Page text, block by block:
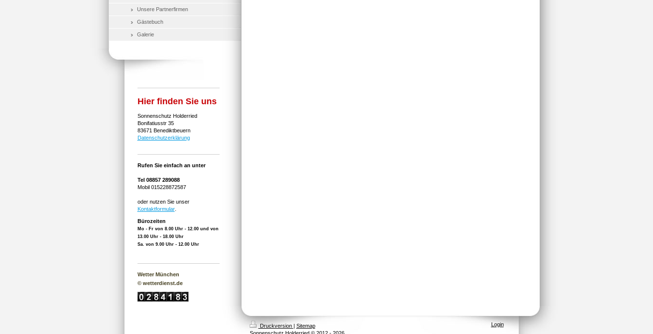
Unsere Partnerfirmen
Gästebuch
Galerie
Hier finden Sie uns
Sonnenschutz Holderried
Bonifatiusstr 35
83671 Benediktbeuern
Datenschutzerklärung
Rufen Sie einfach an unter
Tel 08857 289088
Mobil 015228872587
oder nutzen Sie unser
Kontaktformular.
Bürozeiten
Mo - Fr von 8.00 Uhr - 12.00 und von
13.00 Uhr - 18.00 Uhr
Sa. von 9.00 Uhr - 12.00 Uhr
Wetter München
© wetterdienst.de
Druckversion | Sitemap
Login